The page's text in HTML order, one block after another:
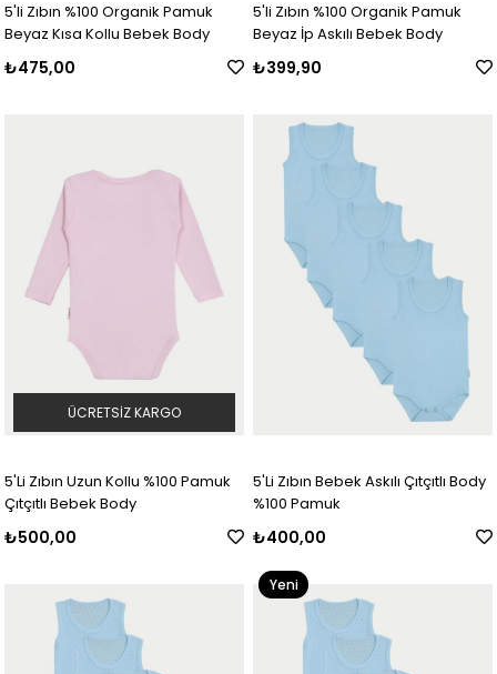
5'li Zıbın %100 Organik Pamuk
Beyaz Kısa Kollu Bebek Body
₺475,00
5'li Zıbın %100 Organik Pamuk
Beyaz İp Askılı Bebek Body
₺399,90
5'Li Zıbın Uzun Kollu %100 Pamuk
Çıtçıtlı Bebek Body
₺500,00
ÜCRETSIZ KARGO
5'Li Zıbın Bebek Askılı Çıtçıtlı Body
%100 Pamuk
₺400,00
Yeni